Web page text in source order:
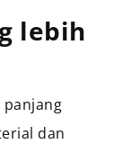
lebih
panjang
dan